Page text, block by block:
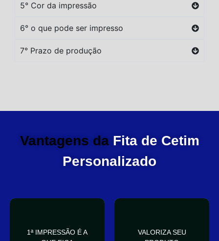
5° Cor da impressão
6° o que pode ser impresso
7° Prazo de produção
Vantagens da Fita de Cetim
Personalizado
1ª IMPRESSÃO É A
Sua embalagem fala por
você
VALORIZA SEU
que deixa sua embalagem
elegante